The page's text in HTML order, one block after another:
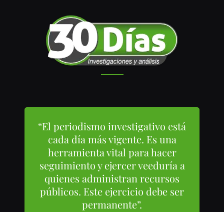
“El periodismo investigativo está
cada día más vigente. Es una
herramienta vital para hacer
seguimiento y ejercer veeduría a
quienes administran recursos
públicos. Este ejercicio debe ser
permanente”.